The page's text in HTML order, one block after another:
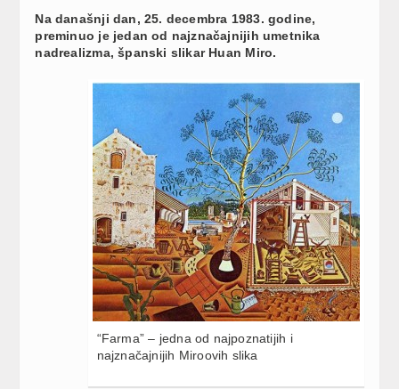
Na današnji dan, 25. decembra 1983. godine,
preminuo je jedan od najznačajnijih umetnika
nadrealizma, španski slikar Huan Miro.
“Farma” – jedna od najpoznatijih i
najznačajnijih Miroovih slika